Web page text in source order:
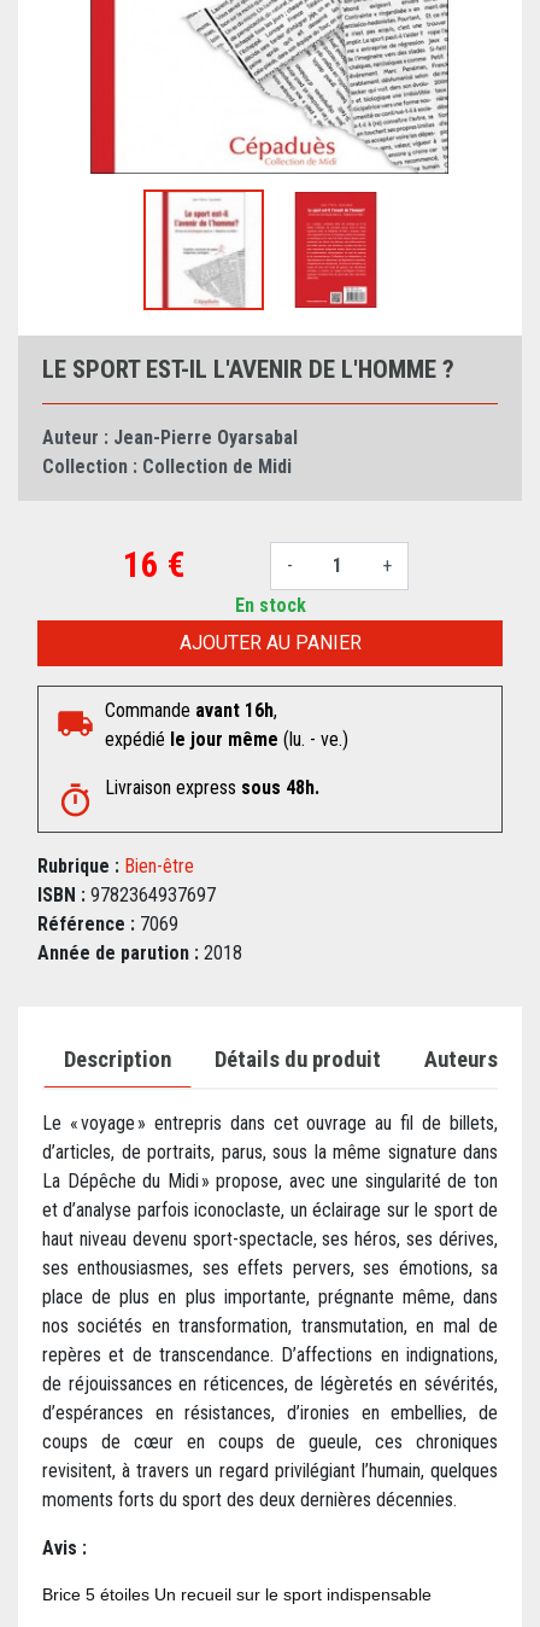
LE SPORT EST-IL L'AVENIR DE L'HOMME ?
Auteur : Jean-Pierre Oyarsabal
Collection : Collection de Midi
16 € - +
AJOUTER AU PANIER
En stock
Commande avant 16h,
expédié le jour même (lu. - ve.)
Livraison express sous 48h.
Rubrique : Bien-être
ISBN : 9782364937697
Référence : 7069
Année de parution : 2018
Description Détails du produit Auteurs
Le « voyage » entrepris dans cet ouvrage au fil de billets,
d’articles, de portraits, parus, sous la même signature dans
La Dépêche du Midi » propose, avec une singularité de ton
et d’analyse parfois iconoclaste, un éclairage sur le sport de
haut niveau devenu sport-spectacle, ses héros, ses dérives,
ses enthousiasmes, ses effets pervers, ses émotions, sa
place de plus en plus importante, prégnante même, dans
nos sociétés en transformation, transmutation, en mal de
repères et de transcendance. D’affections en indignations,
de réjouissances en réticences, de légèretés en sévérités,
d’espérances en résistances, d’ironies en embellies, de
coups de cœur en coups de gueule, ces chroniques
revisitent, à travers un regard privilégiant l’humain, quelques
moments forts du sport des deux dernières décennies.
Avis :
Brice 5 étoiles Un recueil sur le sport indispensable